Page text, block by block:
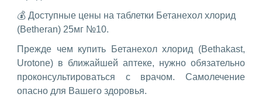
💰 Доступные цены на таблетки Бетанехол хлорид
(Betheran) 25мг №10.
Прежде чем купить Бетанехол хлорид (Bethakast,
Urotone) в ближайшей аптеке, нужно обязательно
проконсультироваться с врачом. Самолечение
опасно для Вашего здоровья.